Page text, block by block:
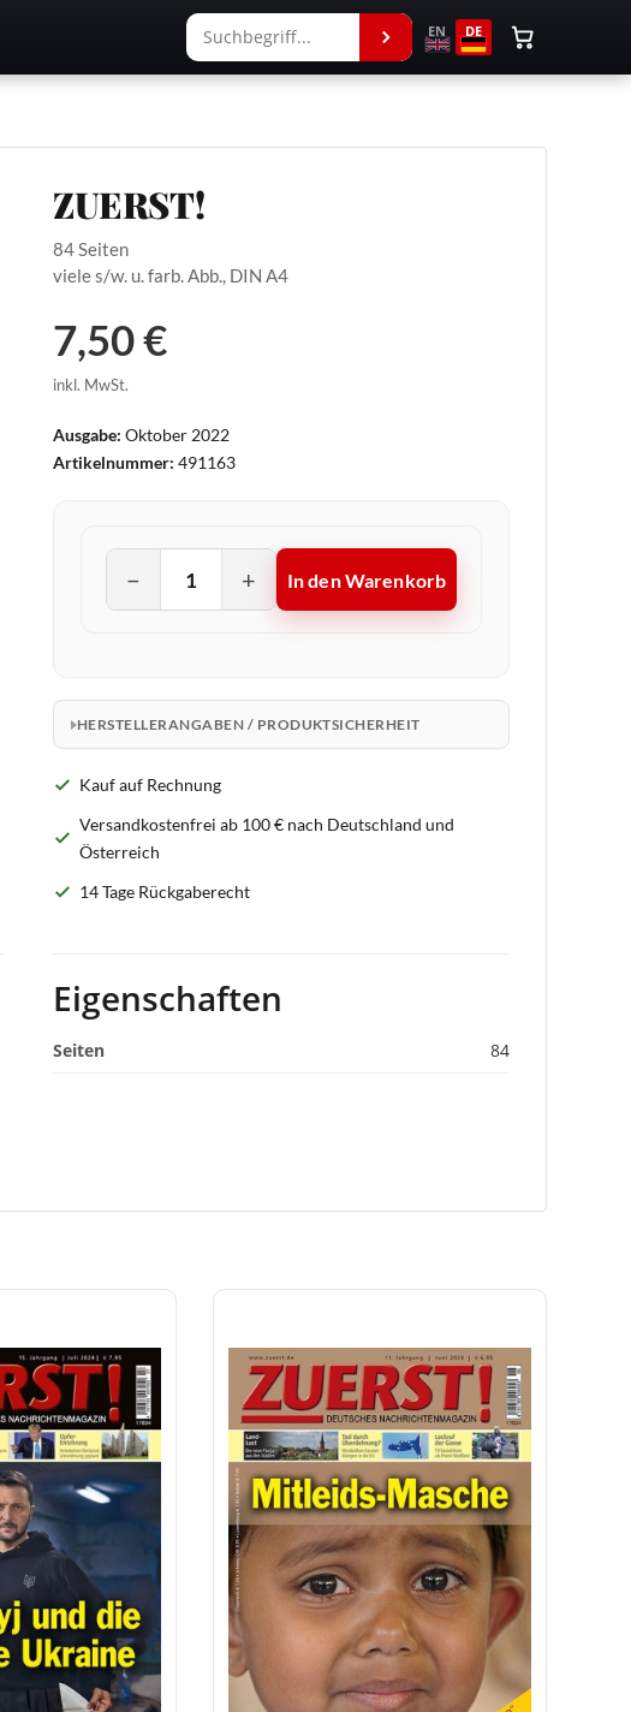
EN DE
ZUERST!
84 Seiten
viele s/w. u. farb. Abb., DIN A4
7,50 €
inkl. MwSt.
Ausgabe: Oktober 2022
Artikelnummer: 491163
− + In den Warenkorb
HERSTELLERANGABEN / PRODUKTSICHERHEIT
Kauf auf Rechnung
Versandkostenfrei ab 100 € nach Deutschland und
Österreich
14 Tage Rückgaberecht
Eigenschaften
Seiten 84